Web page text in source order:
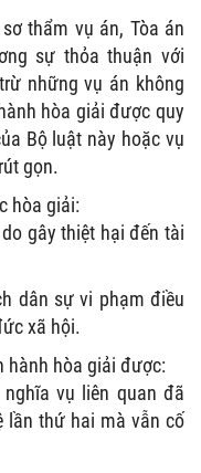
thẩm vụ án, Tòa án
sự thỏa thuận với
những vụ án không
hòa giải được quy
Bộ luật này hoặc vụ
gọn.
hòa giải:
gây thiệt hại đến tài
dân sự vi phạm điều
xã hội.
hành hòa giải được:
vụ liên quan đã
lần thứ hai mà vẫn cố